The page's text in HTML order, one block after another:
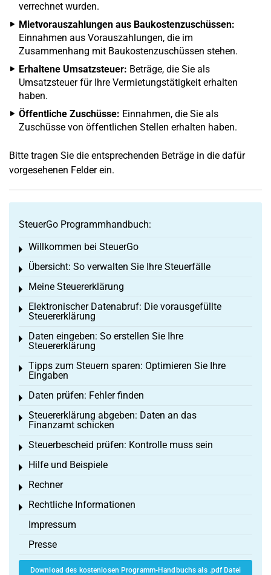
verrechnet wurden.
Mietvorauszahlungen aus Baukostenzuschüssen:
Einnahmen aus Vorauszahlungen, die im
Zusammenhang mit Baukostenzuschüssen stehen.
Erhaltene Umsatzsteuer: Beträge, die Sie als
Umsatzsteuer für Ihre Vermietungstätigkeit erhalten
haben.
Öffentliche Zuschüsse: Einnahmen, die Sie als
Zuschüsse von öffentlichen Stellen erhalten haben.
Bitte tragen Sie die entsprechenden Beträge in die dafür
vorgesehenen Felder ein.
SteuerGo Programmhandbuch:
Willkommen bei SteuerGo
Toggle menu
Übersicht: So verwalten Sie Ihre Steuerfälle
Toggle menu
Meine Steuererklärung
Toggle menu
Elektronischer Datenabruf: Die vorausgefüllte
Steuererklärung
Toggle menu
Daten eingeben: So erstellen Sie Ihre
Steuererklärung
Toggle menu
Tipps zum Steuern sparen: Optimieren Sie Ihre
Eingaben
Toggle menu
Daten prüfen: Fehler finden
Toggle menu
Steuererklärung abgeben: Daten an das
Finanzamt schicken
Toggle menu
Steuerbescheid prüfen: Kontrolle muss sein
Toggle menu
Hilfe und Beispiele
Toggle menu
Rechner
Toggle menu
Rechtliche Informationen
Toggle menu
Impressum
Presse
Download des kostenlosen Programm-Handbuchs als .pdf Datei